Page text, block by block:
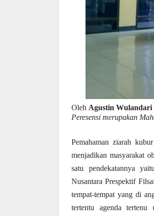
Oleh Agustin Wulandari
Peresensi merupakan
Pemahaman ziarah
menjadikan masyarakat
satu pendekatannya
Nusantara Prespektif
tempat-tempat yang di
tertentu agenda